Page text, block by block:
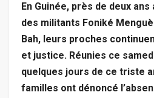
En Guinée, près de deux
des militants Foniké
Bah, leurs proches
et justice. Réunies ce
quelques jours de ce triste
familles ont dénoncé